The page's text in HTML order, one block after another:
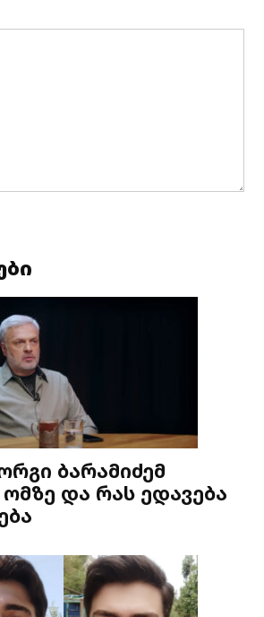
ბარამიძემ
და რას ედავება